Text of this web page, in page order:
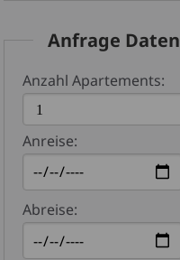
Anfrage Daten
Anzahl Apartements:
Anreise:
Abreise: